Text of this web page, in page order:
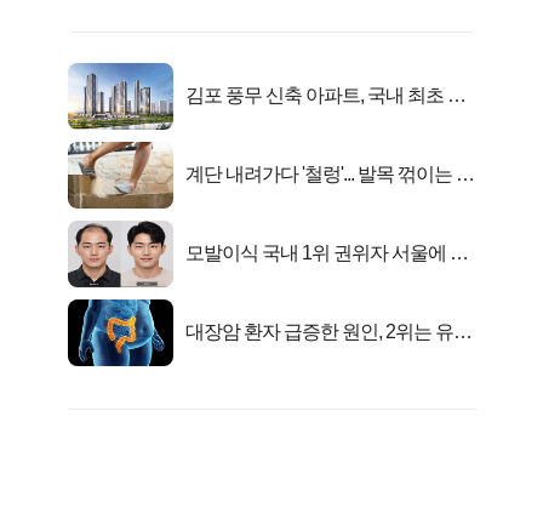
김포 풍무 신축 아파트, 국내 최초 반
계단 내려가다 '철렁'... 발목 꺾이는 이
모발이식 국내 1위 권위자 서울에 있
대장암 환자 급증한 원인, 2위는 유산